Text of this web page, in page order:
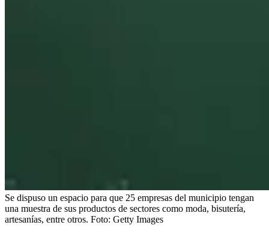
Se dispuso un espacio para que 25 empresas del municipio tengan
una muestra de sus productos de sectores como moda, bisutería,
artesanías, entre otros. Foto: Getty Images